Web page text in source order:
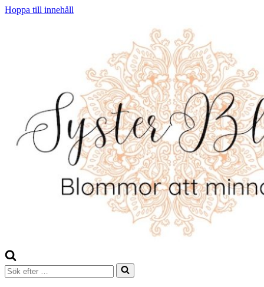
Hoppa till innehåll
Sök
efter